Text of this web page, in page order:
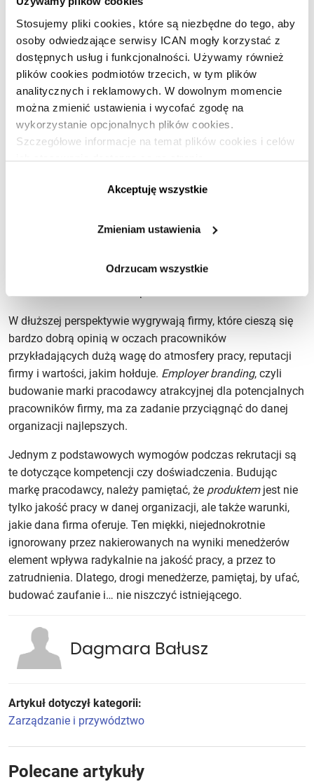
Stosujemy pliki cookies, które są niezbędne do tego, aby
osoby odwiedzające serwisy ICAN mogły korzystać z
dostępnych usług i funkcjonalności. Używamy również
plików cookies podmiotów trzecich, w tym plików
analitycznych i reklamowych. W dowolnym momencie
można zmienić ustawienia i wycofać zgodę na
wykorzystanie opcjonalnych plików cookies.
Szczegółowe informacje na temat plików cookies i celów
ich stosowania dostępne są na stronie
Akceptuję wszystkie
Zmieniam ustawienia
Odrzucam wszystkie
7 błędów w budowaniu zaufania
Budowa zaufania bywa czaso- i energochłonna. Natomiast
utrata zaufaniato zwykle moment nieuwagi, kilka błędnie
podjętych decyzji czy zaniechanie otwartej komunikacji.
Jakie zachowania mogą spowodować utratę zaufania?
brak komunikacji;
stosowanie komunikacji zamkniętej, jednokierunkowej;
niezrozumiałych dla pracowników decyzji;
W dłuższej perspektywie wygrywają firmy, które cieszą się
bardzo dobrą opinią w oczach pracowników
przykładających dużą wagę do atmosfery pracy, reputacji
firmy i wartości, jakim hołduje. Employer branding, czyli
budowanie marki pracodawcy atrakcyjnej dla potencjalnych
pracowników firmy, ma za zadanie przyciągnąć do danej
organizacji najlepszych.
Jednym z podstawowych wymogów podczas rekrutacji są
te dotyczące kompetencji czy doświadczenia. Budując
markę pracodawcy, należy pamiętać, że produktemjest nie
tylko jakość pracy w danej organizacji, ale także warunki,
jakie dana firma oferuje. Ten miękki, niejednokrotnie
ignorowany przez nakierowanych na wyniki menedżerów
element wpływa radykalnie na jakość pracy, a przez to
zatrudnienia. Dlatego, drogi menedżerze, pamiętaj, by ufać,
budować zaufanie i… nie niszczyć istniejącego.
Dagmara Bałusz
Artykuł dotyczył kategorii:
Zarządzanie i przywództwo
Polecane artykuły